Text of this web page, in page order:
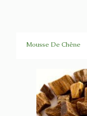
Mousse De Chêne